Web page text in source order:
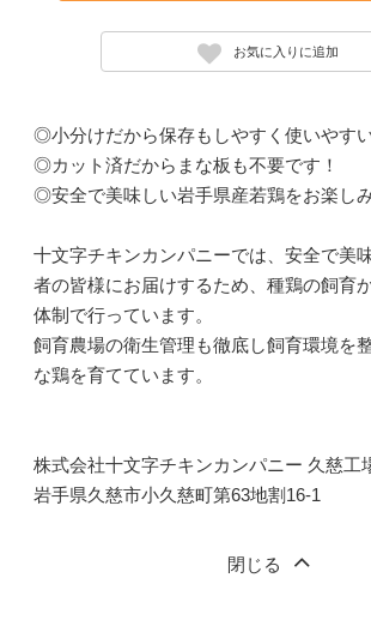
お気に入りに追加
◎小分けだから保存もしやすく使いやすい
◎カット済だからまな板も不要です！
◎安全で美味しい岩手県産若鶏をお楽し
十文字チキンカンパニーでは、安全で美
者の皆様にお届けするため、種鶏の飼育
体制で行っています。
飼育農場の衛生管理も徹底し飼育環境を
な鶏を育てています。
株式会社十文字チキンカンパニー 久慈工
岩手県久慈市小久慈町第63地割16-1
閉じる